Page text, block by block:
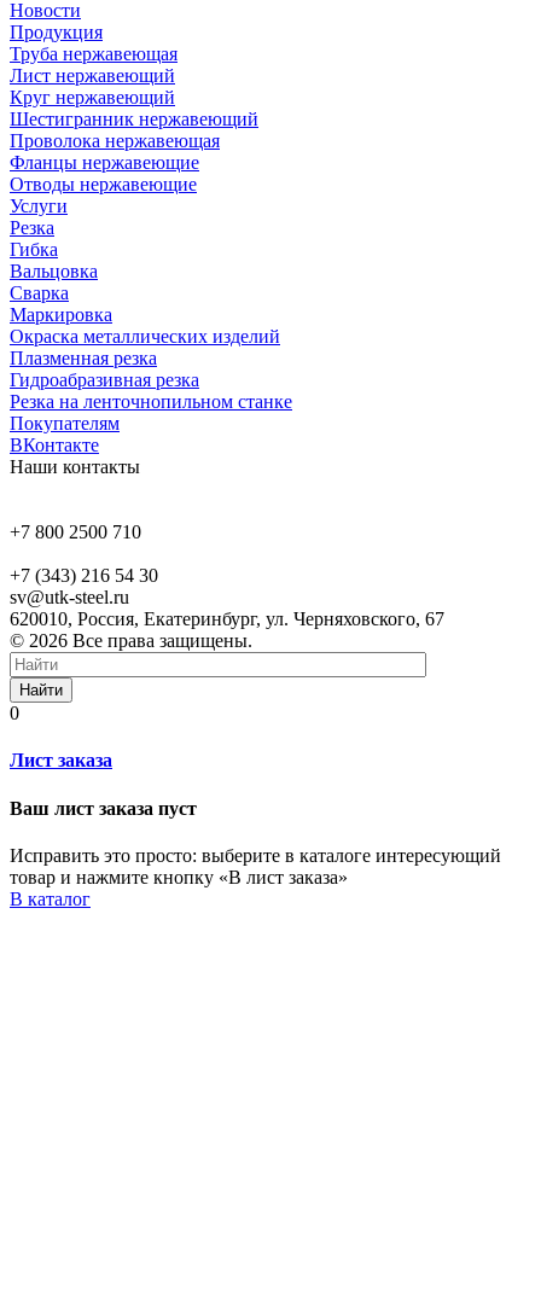
Новости
Продукция
Труба нержавеющая
Лист нержавеющий
Круг нержавеющий
Шестигранник нержавеющий
Проволока нержавеющая
Фланцы нержавеющие
Отводы нержавеющие
Услуги
Резка
Гибка
Вальцовка
Сварка
Маркировка
Окраска металлических изделий
Плазменная резка
Гидроабразивная резка
Резка на ленточнопильном станке
Покупателям
ВКонтакте
Наши контакты
+7 800 2500 710
+7 (343) 216 54 30
sv@utk-steel.ru
620010, Россия, Екатеринбург, ул. Черняховского, 67
© 2026 Все права защищены.
Найти
0
Лист заказа
Ваш лист заказа пуст
Исправить это просто: выберите в каталоге интересующий
товар и нажмите кнопку «В лист заказа»
В каталог